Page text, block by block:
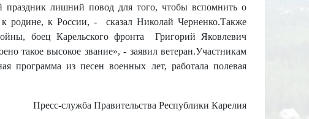
праздник лишний повод для того, чтобы вспомнить о
родине, к России, -
сказал Николай Черненко.Также
боец Карельского фронта
Григорий Яковлевич
такое высокое звание», - заявил ветеран.Участникам
программа из песен военных лет, работала полевая
Пресс-служба Правительства Республики Карелия